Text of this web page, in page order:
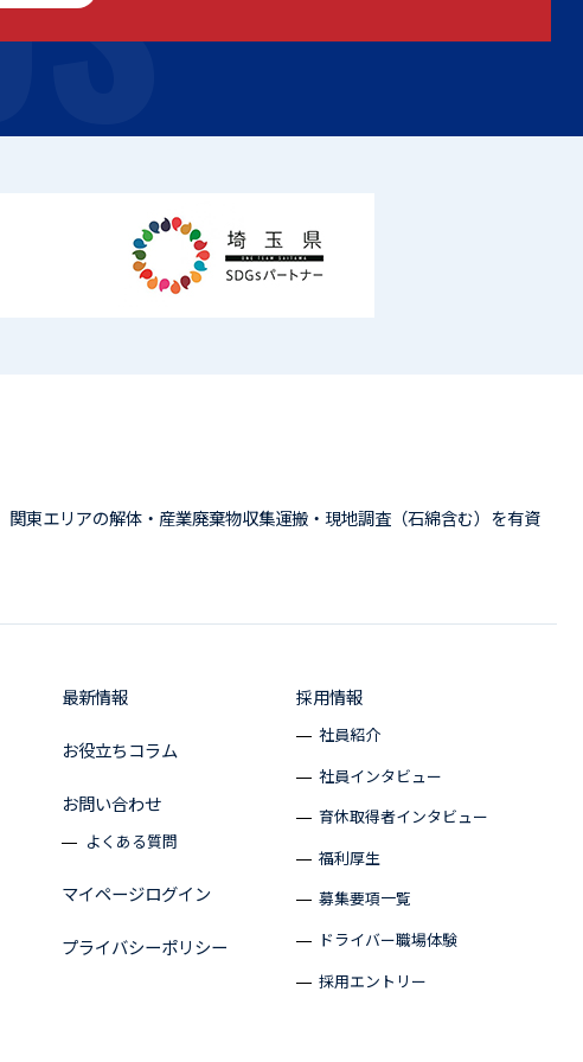
東エリアの解体・産業廃棄物収集運搬・現地調査（石綿含む）を有資
最新情報
お役立ちコラム
お問い合わせ
よくある質問
マイページログイン
プライバシーポリシー
採用情報
社員紹介
社員インタビュー
育休取得者インタビュー
福利厚生
募集要項一覧
ドライバー職場体験
採用エントリー